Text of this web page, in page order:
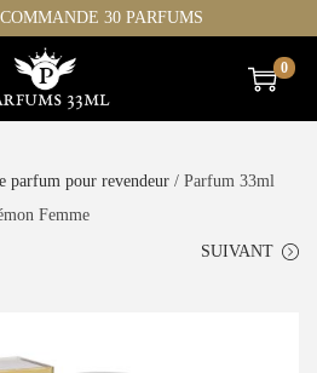
30 PARFUMS
0
parfum pour revendeur / Parfum 33ml
Femme
SUIVANT